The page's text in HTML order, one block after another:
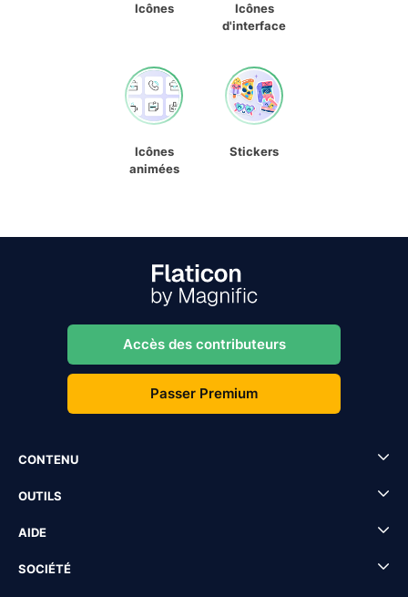
Icônes
Icônes
d'interface
Icônes
animées
Stickers
Accès des contributeurs
Passer Premium
CONTENU
OUTILS
AIDE
SOCIÉTÉ